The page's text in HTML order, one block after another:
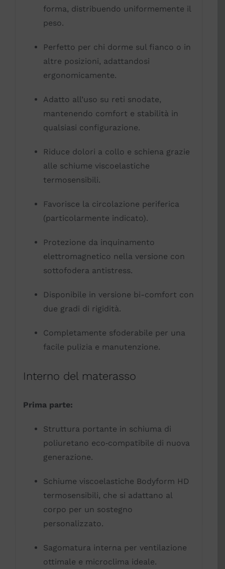
forma, distribuendo uniformemente il
peso.
Perfetto per chi dorme sul fianco o in
altre posizioni, adattandosi
ergonomicamente.
Adatto all’uso su reti snodate,
mantenendo comfort e stabilità in
qualsiasi configurazione.
Riduce dolori a collo e schiena grazie
alle schiume viscoelastiche
termosensibili.
Favorisce la circolazione periferica
(particolarmente indicato).
Protezione da inquinamento
elettromagnetico nella versione con
sottofodera antistress.
Disponibile in versione bi-comfort con
due gradi di rigidità.
Completamente sfoderabile per una
facile pulizia e manutenzione.
Interno del materasso
Prima parte:
Struttura portante in schiuma di
poliuretano eco‑compatibile di nuova
generazione.
Schiume viscoelastiche Bodyform HD
termosensibili, che si adattano al
corpo per un sostegno
personalizzato.
Sagomatura interna per ventilazione
ottimale e microclima ideale.